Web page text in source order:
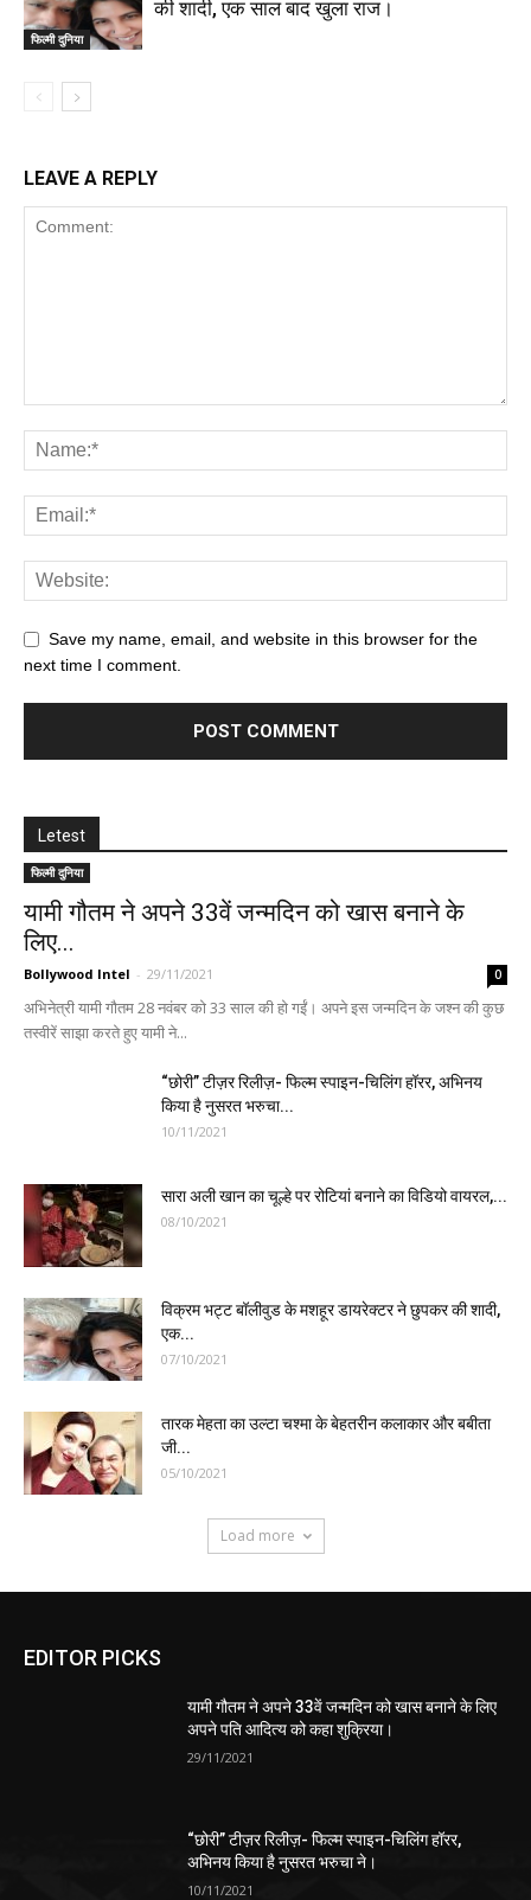
फिल्मी दुनिया
की शादी, एक साल बाद खुला राज।
LEAVE A REPLY
Save my name, email, and website in this browser for the
next time I comment.
Letest
फिल्मी दुनिया
यामी गौतम ने अपने 33वें जन्मदिन को खास बनाने के
लिए...
Bollywood Intel - 29/11/2021 0
अभिनेत्री यामी गौतम 28 नवंबर को 33 साल की हो गईं। अपने इस जन्मदिन के जश्न की कुछ
तस्वीरें साझा करते हुए यामी ने...
“छोरी” टीज़र रिलीज़- फिल्म स्पाइन-चिलिंग हॉरर, अभिनय
किया है नुसरत भरुचा...
10/11/2021
सारा अली खान का चूल्हे पर रोटियां बनाने का विडियो वायरल,...
08/10/2021
विक्रम भट्ट बॉलीवुड के मशहूर डायरेक्टर ने छुपकर की शादी,
एक...
07/10/2021
तारक मेहता का उल्टा चश्मा के बेहतरीन कलाकार और बबीता
जी...
05/10/2021
Load more
EDITOR PICKS
यामी गौतम ने अपने 33वें जन्मदिन को खास बनाने के लिए
अपने पति आदित्य को कहा शुक्रिया।
29/11/2021
“छोरी” टीज़र रिलीज़- फिल्म स्पाइन-चिलिंग हॉरर,
अभिनय किया है नुसरत भरुचा ने।
10/11/2021